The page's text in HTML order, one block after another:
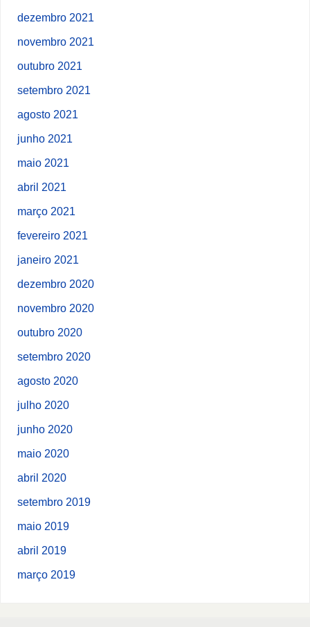
dezembro 2021
novembro 2021
outubro 2021
setembro 2021
agosto 2021
junho 2021
maio 2021
abril 2021
março 2021
fevereiro 2021
janeiro 2021
dezembro 2020
novembro 2020
outubro 2020
setembro 2020
agosto 2020
julho 2020
junho 2020
maio 2020
abril 2020
setembro 2019
maio 2019
abril 2019
março 2019